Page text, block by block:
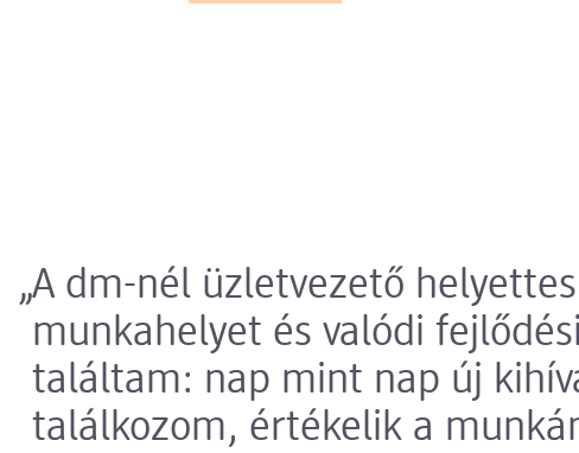
A dm-nél üzletvezető
munkahelyet és valódi
találtam: nap mint nap új
találkozom, értékelik a